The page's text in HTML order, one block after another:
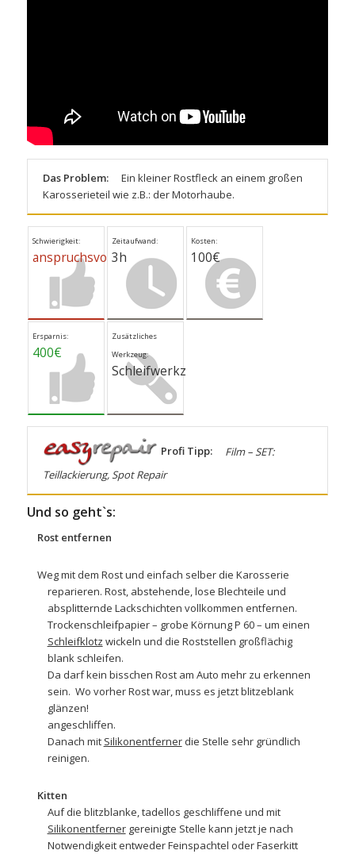
Das Problem:
Ein kleiner Rostfleck an einem großen
Karosserieteil wie z.B.: der Motorhaube.
Schwierigkeit:
anspruchsvoll
Zeitaufwand:
3h
Kosten:
100€
Ersparnis:
400€
Zusätzliches
Werkzeug:
Schleifwerkzeug
Profi Tipp:
Film – SET:
Teillackierung, Spot Repair
Und so geht`s:
Rost entfernen
Weg mit dem Rost und einfach selber die Karosserie
reparieren. Rost, abstehende, lose Blechteile und
absplitternde Lackschichten vollkommen entfernen.
Trockenschleifpapier– grobe Körnung P 60 – um einen
Schleifklotz wickeln und die Roststellen großflächig
blank schleifen.
Da darf kein bisschen Rost am Auto mehr zu erkennen
sein. Wo vorher Rost war, muss es jetzt blitzeblank
glänzen!
angeschliffen.
Danach mit Silikonentfernerdie Stelle sehr gründlich
reinigen.
Kitten
Auf die blitzblanke, tadellos geschliffene und mit
Silikonentfernergereinigte Stelle kann jetzt je nach
Notwendigkeit entwederFeinspachtel oderFaserkitt